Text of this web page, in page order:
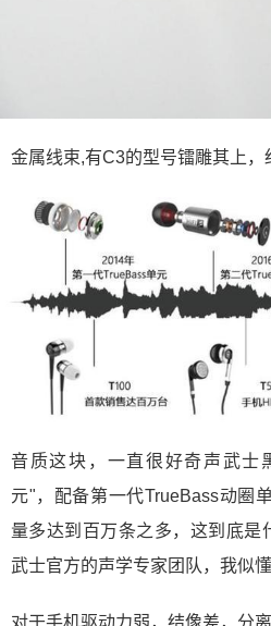
金属线束,有C3的型号镭雕其上，
音质这块，一直很好奇声武士
元"，配备第一代TrueBass动圈
量多达到百万条之多，这到底是
武士官方的声学专家团队，我似懂
对于手机驱动力弱，结像差，分